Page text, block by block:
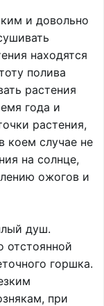
и довольно
находятся
полива
растения
года и
растения,
случае не
на солнце,
ожогов и
душ.
отстоянной
горшка.
при